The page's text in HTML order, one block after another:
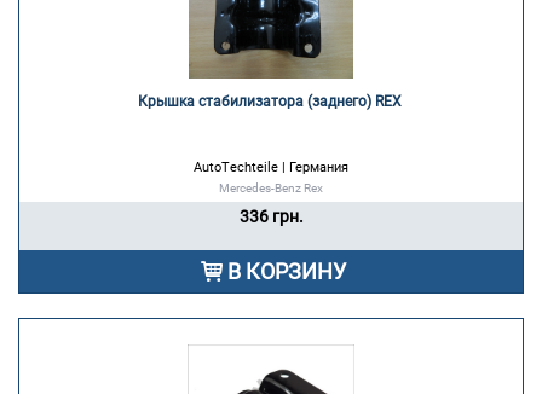
Крышка стабилизатора (заднего) REX
AutoTechteile | Германия
Mercedes-Benz Rex
336 грн.
В КОРЗИНУ